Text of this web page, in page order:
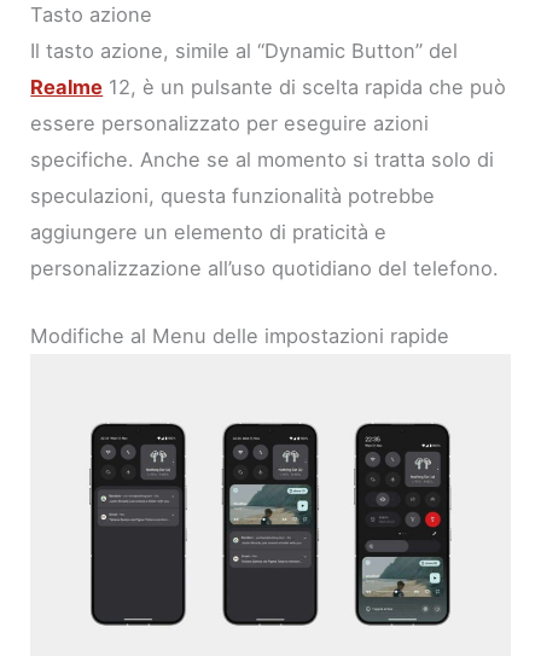
Tasto azione
Il tasto azione, simile al “Dynamic Button” del
Realme 12, è un pulsante di scelta rapida che può
essere personalizzato per eseguire azioni
specifiche. Anche se al momento si tratta solo di
speculazioni, questa funzionalità potrebbe
aggiungere un elemento di praticità e
personalizzazione all’uso quotidiano del telefono.
Modifiche al Menu delle impostazioni rapide